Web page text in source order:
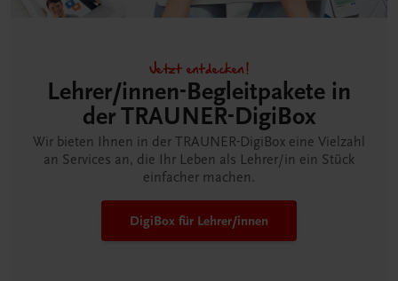
Jetzt entdecken!
Lehrer/innen-Begleitpakete in
der TRAUNER-DigiBox
Wir bieten Ihnen in der TRAUNER-DigiBox eine Vielzahl
an Services an, die Ihr Leben als Lehrer/in ein Stück
einfacher machen.
DigiBox für Lehrer/innen